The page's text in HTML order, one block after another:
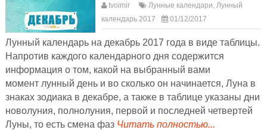
tvoimir Лунные календари,Лунный
календарь 2017
01/12/2017
Лунный календарь на декабрь 2017 года в виде таблицы.
Напротив каждого календарного дня содержится
информация о том, какой на выбранный вами
момент лунный день и во сколько он начинается, Луна в
знаках зодиака в декабре, а также в таблице указаны дни
новолуния, полнолуния, первой и последней четвертей
Луны, то есть смена фаз Читать полностью...